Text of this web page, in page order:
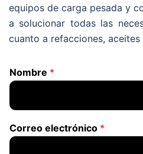
equipos de carga pesada y
a solucionar todas las
cuanto a refacciones,
Nombre *
Correo electrónico *